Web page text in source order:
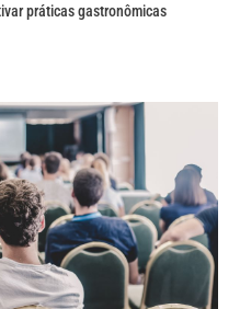
práticas gastronômicas